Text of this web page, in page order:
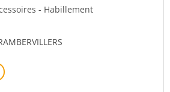
- Habillement